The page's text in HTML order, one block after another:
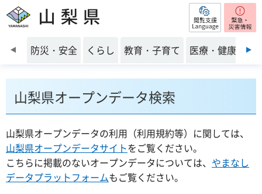
山梨県 閲覧支援
前のスライドを表示
防災・安全 くらし 教育・子育て 医療・健康・福
山梨県オープンデータ検索
山梨県オープンデータの利用（利用規約等）に関しては、
山梨県オープンデータサイトをご覧ください。
こちらに掲載のないオープンデータについては、 やまなし
データプラットフォームもご覧ください。